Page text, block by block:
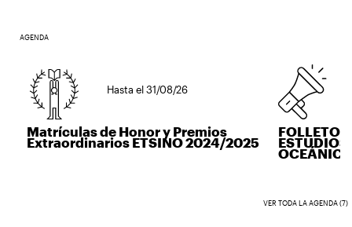
AGENDA
Hasta el 31/08/26
Matrículas de Honor y Premios
Extraordinarios ETSINO 2024/2025
FOLLETO
ESTUDIOS
OCEÁNICA
VER TODA LA AGENDA (7)